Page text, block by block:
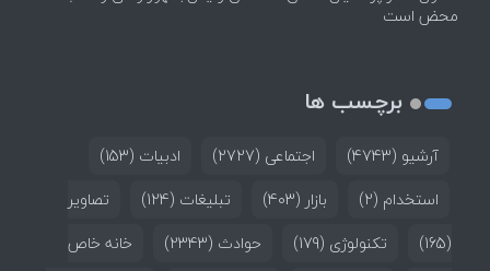
محض است
برچسب ها
آرشیو (4743) اجتماعی (2727) ادبیات (153)
استخدام (2) بازار (403) تبلیغات (124)
تصاویر
(165)
تکنولوژی (179) حوادث (2343)
خانه خاص